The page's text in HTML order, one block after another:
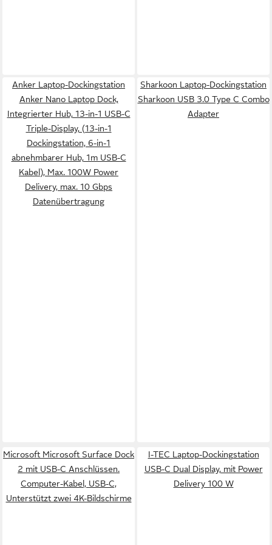
Anker Laptop-Dockingstation
Anker Nano Laptop Dock,
Integrierter Hub, 13-in-1 USB-C
Triple-Display, (13-in-1
Dockingstation, 6-in-1
abnehmbarer Hub, 1m USB-C
Kabel), Max. 100W Power
Delivery, max. 10 Gbps
Datenübertragung
Sharkoon Laptop-Dockingstation
Sharkoon USB 3.0 Type C Combo
Adapter
Microsoft Microsoft Surface Dock
2 mit USB-C Anschlüssen.
Computer-Kabel, USB-C,
Unterstützt zwei 4K-Bildschirme
I-TEC Laptop-Dockingstation
USB-C Dual Display, mit Power
Delivery 100 W